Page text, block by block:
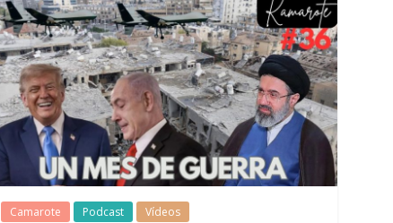
Camarote Podcast Vídeos